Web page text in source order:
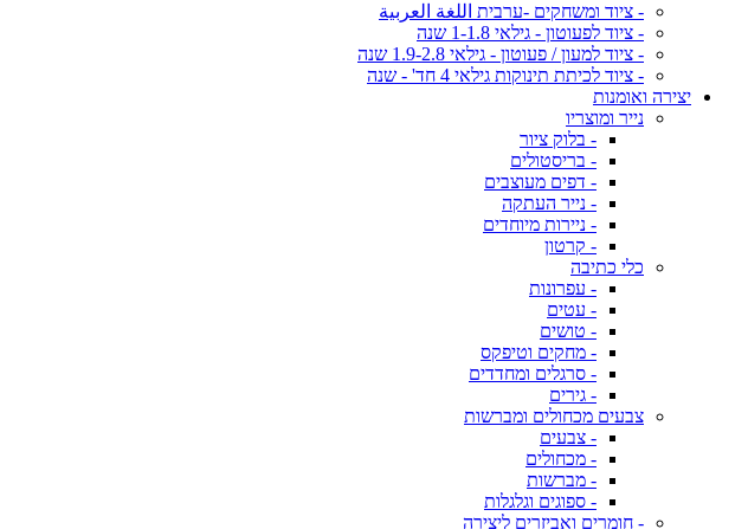
- ציוד ומשחקים -ערבית اللغة العربية
- ציוד לפעוטון - גילאי 1-1.8 שנה
- ציוד למעון / פעוטון - גילאי 1.9-2.8 שנה
- ציוד לכיתת תינוקות גילאי 4 חד' - שנה
יצירה ואומנות
נייר ומוצריו
- בלוק ציור
- בריסטולים
- דפים מעוצבים
- נייר העתקה
- ניירות מיוחדים
- קרטון
כלי כתיבה
- עפרונות
- עטים
- טושים
- מחקים וטיפקס
- סרגלים ומחדדים
- גירים
צבעים מכחולים ומברשות
- צבעים
- מכחולים
- מברשות
- ספוגים וגלגלות
- חומרים ואביזרים ליצירה